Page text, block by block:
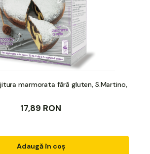
marmorata fără gluten, S.Martino,
17,89 RON
Adaugă în coș